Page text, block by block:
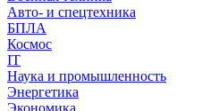
Авто- и спецтехника
БПЛА
Космос
IT
Наука и промышленность
Энергетика
Экономика